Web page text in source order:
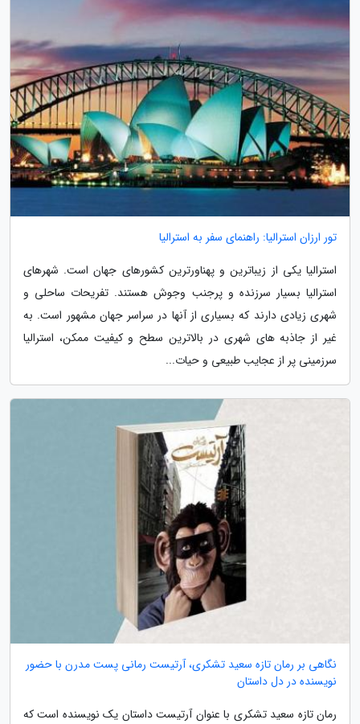
تور ارزان استرالیا: راهنمای سفر به استرالیا
استرالیا یکی از زیباترین و پهناورترین کشورهای جهان است. شهرهای
استرالیا بسیار سرزنده و پرجنب وجوش هستند. تفریحات ساحلی و
شهری زیادی دارند که بسیاری از آنها در سراسر جهان مشهور است. به
غیر از جاذبه های شهری در بالاترین سطح و کیفیت ممکن، استرالیا
سرزمینی پر از عجایب طبیعی و حیات...
نگاهی بر رمان تازه سعید تشکری، آرتیست رمانی پست مدرن با حضور
نویسنده در دل داستان
رمان تازه سعید تشکری با عنوان آرتیست داستان یک نویسنده است که